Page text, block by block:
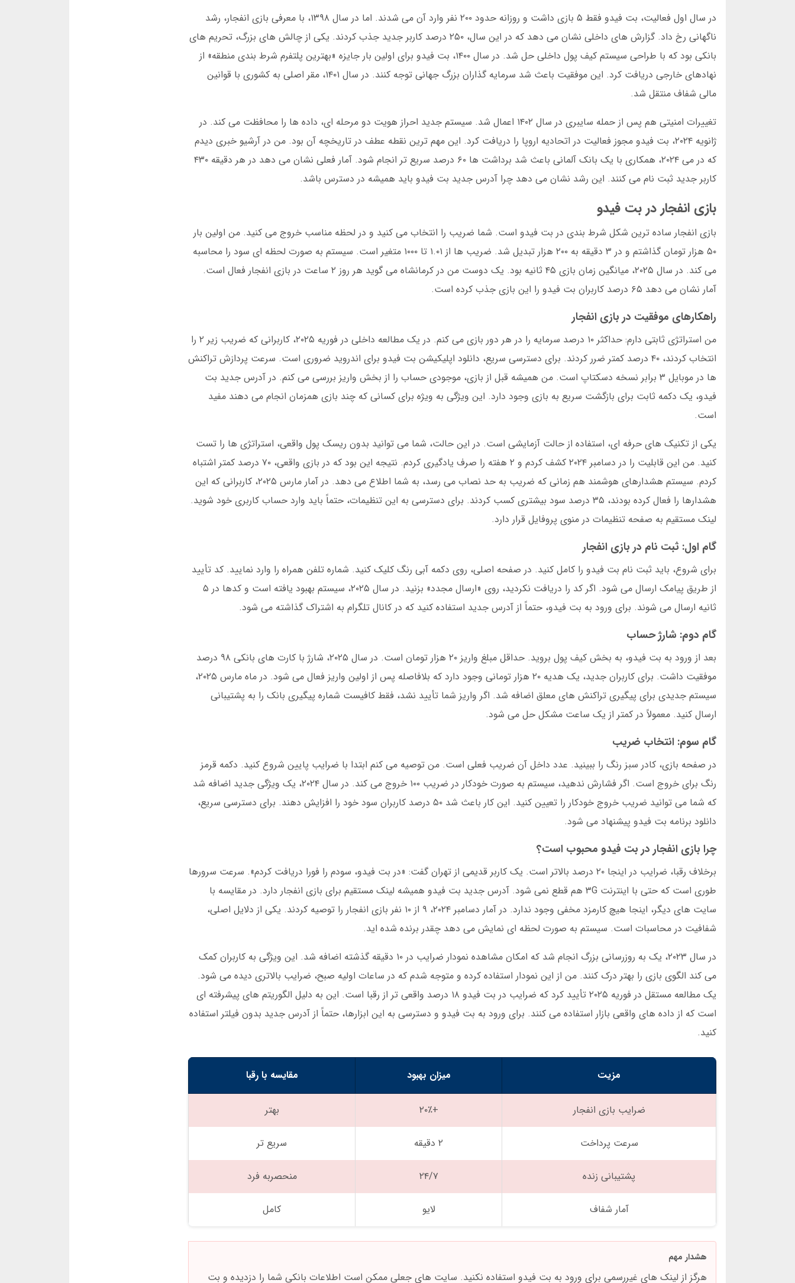
در سال اول فعالیت، بت فیدو فقط ۵ بازی داشت و روزانه حدود ۲۰۰ نفر وارد آن می شدند. اما در سال ۱۳۹۸، با معرفی بازی انفجار، رشد
ناگهانی رخ داد. گزارش های داخلی نشان می دهد که در این سال، ۲۵۰ درصد کاربر جدید جذب کردند. یکی از چالش های بزرگ، تحریم های
بانکی بود که با طراحی سیستم کیف پول داخلی حل شد. در سال ۱۴۰۰، بت فیدو برای اولین بار جایزه «بهترین پلتفرم شرط بندی منطقه» از
نهادهای خارجی دریافت کرد. این موفقیت باعث شد سرمایه گذاران بزرگ جهانی توجه کنند. در سال ۱۴۰۱، مقر اصلی به کشوری با قوانین
مالی شفاف منتقل شد.
تغییرات امنیتی هم پس از حمله سایبری در سال ۱۴۰۲ اعمال شد. سیستم جدید احراز هویت دو مرحله ای، داده ها را محافظت می کند. در
ژانویه ۲۰۲۴، بت فیدو مجوز فعالیت در اتحادیه اروپا را دریافت کرد. این مهم ترین نقطه عطف در تاریخچه آن بود. من در آرشیو خبری دیدم
که در می ۲۰۲۴، همکاری با یک بانک آلمانی باعث شد برداشت ها ۶۰ درصد سریع تر انجام شود. آمار فعلی نشان می دهد در هر دقیقه ۴۳۰
کاربر جدید ثبت نام می کنند. این رشد نشان می دهد چرا آدرس جدید بت فیدو باید همیشه در دسترس باشد.
بازی انفجار در بت فیدو
بازی انفجار ساده ترین شکل شرط بندی در بت فیدو است. شما ضریب را انتخاب می کنید و در لحظه مناسب خروج می کنید. من اولین بار
۵۰ هزار تومان گذاشتم و در ۳ دقیقه به ۲۰۰ هزار تبدیل شد. ضریب ها از ۱.۰۱ تا ۱۰۰۰ متغیر است. سیستم به صورت لحظه ای سود را محاسبه
می کند. در سال ۲۰۲۵، میانگین زمان بازی ۴۵ ثانیه بود. یک دوست من در کرمانشاه می گوید هر روز ۲ ساعت در بازی انفجار فعال است.
آمار نشان می دهد ۶۵ درصد کاربران بت فیدو را این بازی جذب کرده است.
راهکارهای موفقیت در بازی انفجار
من استراتژی ثابتی دارم: حداکثر ۱۰ درصد سرمایه را در هر دور بازی می کنم. در یک مطالعه داخلی در فوریه ۲۰۲۵، کاربرانی که ضریب زیر ۲ را
انتخاب کردند، ۴۰ درصد کمتر ضرر کردند. برای دسترسی سریع، دانلود اپلیکیشن بت فیدو برای اندروید ضروری است. سرعت پردازش تراکنش
ها در موبایل ۳ برابر نسخه دسکتاپ است. من همیشه قبل از بازی، موجودی حساب را از بخش واریز بررسی می کنم. در آدرس جدید بت
فیدو، یک دکمه ثابت برای بازگشت سریع به بازی وجود دارد. این ویژگی به ویژه برای کسانی که چند بازی همزمان انجام می دهند مفید
است.
یکی از تکنیک های حرفه ای، استفاده از حالت آزمایشی است. در این حالت، شما می توانید بدون ریسک پول واقعی، استراتژی ها را تست
کنید. من این قابلیت را در دسامبر ۲۰۲۴ کشف کردم و ۲ هفته را صرف یادگیری کردم. نتیجه این بود که در بازی واقعی، ۷۰ درصد کمتر اشتباه
کردم. سیستم هشدارهای هوشمند هم زمانی که ضریب به حد نصاب می رسد، به شما اطلاع می دهد. در آمار مارس ۲۰۲۵، کاربرانی که این
هشدارها را فعال کرده بودند، ۳۵ درصد سود بیشتری کسب کردند. برای دسترسی به این تنظیمات، حتماً باید وارد حساب کاربری خود شوید.
لینک مستقیم به صفحه تنظیمات در منوی پروفایل قرار دارد.
گام اول: ثبت نام در بازی انفجار
برای شروع، باید ثبت نام بت فیدو را کامل کنید. در صفحه اصلی، روی دکمه آبی رنگ کلیک کنید. شماره تلفن همراه را وارد نمایید. کد تأیید
از طریق پیامک ارسال می شود. اگر کد را دریافت نکردید، روی «ارسال مجدد» بزنید. در سال ۲۰۲۵، سیستم بهبود یافته است و کدها در ۵
ثانیه ارسال می شوند. برای ورود به بت فیدو، حتماً از آدرس جدید استفاده کنید که در کانال تلگرام به اشتراک گذاشته می شود.
گام دوم: شارژ حساب
بعد از ورود به بت فیدو، به بخش کیف پول بروید. حداقل مبلغ واریز ۲۰ هزار تومان است. در سال ۲۰۲۵، شارژ با کارت های بانکی ۹۸ درصد
موفقیت داشت. برای کاربران جدید، یک هدیه ۲۰ هزار تومانی وجود دارد که بلافاصله پس از اولین واریز فعال می شود. در ماه مارس ۲۰۲۵،
سیستم جدیدی برای پیگیری تراکنش های معلق اضافه شد. اگر واریز شما تأیید نشد، فقط کافیست شماره پیگیری بانک را به پشتیبانی
ارسال کنید. معمولاً در کمتر از یک ساعت مشکل حل می شود.
گام سوم: انتخاب ضریب
در صفحه بازی، کادر سبز رنگ را ببینید. عدد داخل آن ضریب فعلی است. من توصیه می کنم ابتدا با ضرایب پایین شروع کنید. دکمه قرمز
رنگ برای خروج است. اگر فشارش ندهید، سیستم به صورت خودکار در ضریب ۱۰۰ خروج می کند. در سال ۲۰۲۴، یک ویژگی جدید اضافه شد
که شما می توانید ضریب خروج خودکار را تعیین کنید. این کار باعث شد ۵۰ درصد کاربران سود خود را افزایش دهند. برای دسترسی سریع،
دانلود برنامه بت فیدو پیشنهاد می شود.
چرا بازی انفجار در بت فیدو محبوب است؟
برخلاف رقبا، ضرایب در اینجا ۲۰ درصد بالاتر است. یک کاربر قدیمی از تهران گفت: «در بت فیدو، سودم را فورا دریافت کردم». سرعت سرورها
طوری است که حتی با اینترنت ۳G هم قطع نمی شود. آدرس جدید بت فیدو همیشه لینک مستقیم برای بازی انفجار دارد. در مقایسه با
سایت های دیگر، اینجا هیچ کارمزد مخفی وجود ندارد. در آمار دسامبر ۲۰۲۴، ۹ از ۱۰ نفر بازی انفجار را توصیه کردند. یکی از دلایل اصلی،
شفافیت در محاسبات است. سیستم به صورت لحظه ای نمایش می دهد چقدر برنده شده اید.
در سال ۲۰۲۳، یک به روزرسانی بزرگ انجام شد که امکان مشاهده نمودار ضرایب در ۱۰ دقیقه گذشته اضافه شد. این ویژگی به کاربران کمک
می کند الگوی بازی را بهتر درک کنند. من از این نمودار استفاده کرده و متوجه شدم که در ساعات اولیه صبح، ضرایب بالاتری دیده می شود.
یک مطالعه مستقل در فوریه ۲۰۲۵ تأیید کرد که ضرایب در بت فیدو ۱۸ درصد واقعی تر از رقبا است. این به دلیل الگوریتم های پیشرفته ای
است که از داده های واقعی بازار استفاده می کنند. برای ورود به بت فیدو و دسترسی به این ابزارها، حتماً از آدرس جدید بدون فیلتر استفاده
کنید.
مزیت میزان بهبود مقایسه با رقبا
ضرایب بازی انفجار +۲۰٪ بهتر
سرعت پرداخت ۲ دقیقه سریع تر
پشتیبانی زنده ۲۴/۷ منحصربه فرد
آمار شفاف لایو کامل
هشدار مهم
هرگز از لینک های غیررسمی برای ورود به بت فیدو استفاده نکنید. سایت های جعلی ممکن است اطلاعات بانکی شما را دزدیده و بت